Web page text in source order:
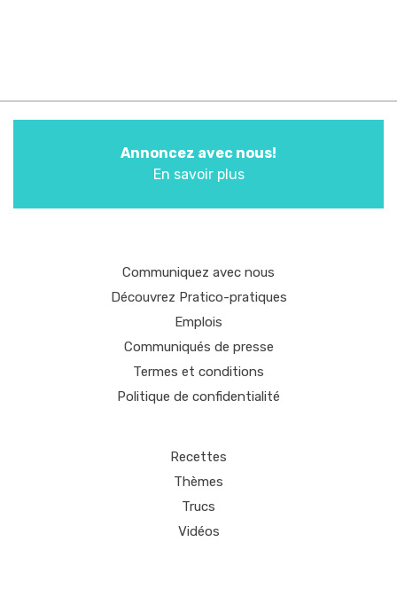
Annoncez avec nous!
En savoir plus
Communiquez avec nous
Découvrez Pratico-pratiques
Emplois
Communiqués de presse
Termes et conditions
Politique de confidentialité
Recettes
Thèmes
Trucs
Vidéos